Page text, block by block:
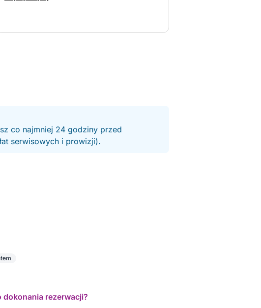
napoje alkoholowe.
maski i rurki.
€)
co najmniej 24 godziny przed
serwisowych i prowizji).
dokonania rezerwacji?